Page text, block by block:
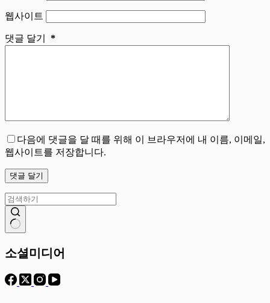
웹사이트
댓글 달기 *
다음에 댓글을 달 때를 위해 이 브라우저에 내 이름, 이메일,
웹사이트를 저장합니다.
댓글 달기
과
음
소셜미디어